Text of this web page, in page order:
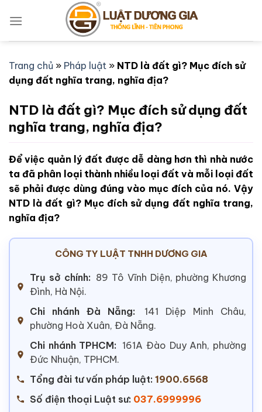
qua
Trang chủ » Pháp luật » NTD là đất gì? Mục đích sử
dụng đất nghĩa trang, nghĩa địa?
NTD là đất gì? Mục đích sử dụng đất
nghĩa trang, nghĩa địa?
Để việc quản lý đất được dễ dàng hơn thì nhà nước
ta đã phân loại thành nhiều loại đất và mỗi loại đất
sẽ phải được dùng đúng vào mục đích của nó. Vậy
NTD là đất gì? Mục đích sử dụng đất nghĩa trang,
nghĩa địa?
CÔNG TY LUẬT TNHH DƯƠNG GIA
Trụ sở chính: 89 Tô Vĩnh Diện, phường Khương
Đình, Hà Nội.
Chi nhánh Đà Nẵng:
141 Diệp Minh Châu,
phường Hoà Xuân, Đà Nẵng.
Chi nhánh TPHCM: 161A Đào Duy Anh, phường
Đức Nhuận, TPHCM.
Tổng đài tư vấn pháp luật: 1900.6568
Số điện thoại Luật sư: 037.6999996